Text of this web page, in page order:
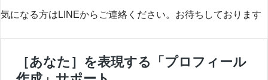
気になる方はLINEからご連絡ください。お待ちしております